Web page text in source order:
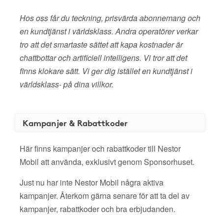
Hos oss får du teckning, prisvärda abonnemang och
en kundtjänst i världsklass. Andra operatörer verkar
tro att det smartaste sättet att kapa kostnader är
chattbottar och artificiell intelligens. Vi tror att det
finns klokare sätt. Vi ger dig istället en kundtjänst i
världsklass- på dina villkor.
Kampanjer & Rabattkoder
Här finns kampanjer och rabattkoder till Nestor
Mobil att använda, exklusivt genom Sponsorhuset.
Just nu har inte Nestor Mobil några aktiva
kampanjer. Återkom gärna senare för att ta del av
kampanjer, rabattkoder och bra erbjudanden.